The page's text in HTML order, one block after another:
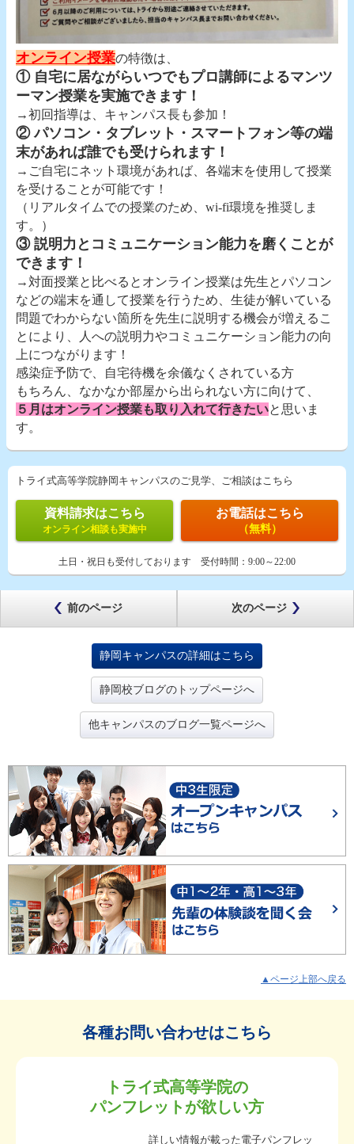
オンライン授業の特徴は、
① 自宅に居ながらいつでもプロ講師によるマンツ
ーマン授業を実施できます！
→初回指導は、キャンパス長も参加！
② パソコン・タブレット・スマートフォン等の端
末があれば誰でも受けられます！
→ご自宅にネット環境があれば、各端末を使用して授業
を受けることが可能です！
（リアルタイムでの授業のため、wi-fi環境を推奨しま
す。）
③ 説明力とコミュニケーション能力を磨くことが
できます！
→対面授業と比べるとオンライン授業は先生とパソコン
などの端末を通して授業を行うため、生徒が解いている
問題でわからない箇所を先生に説明する機会が増えるこ
とにより、人への説明力やコミュニケーション能力の向
上につながります！
感染症予防で、自宅待機を余儀なくされている方
もちろん、なかなか部屋から出られない方に向けて、
５月はオンライン授業も取り入れて行きたいと思いま
す。
トライ式高等学院静岡キャンパスのご見学、ご相談はこちら
資料請求はこちら
オンライン相談も実施中
お電話はこちら
（無料）
土日・祝日も受付しております 受付時間： 9:00～22:00
前のページ 次のページ
静岡キャンパスの詳細はこちら
静岡校ブログのトップページへ
他キャンパスのブログ一覧ページへ
▲ページ上部へ戻る
各種お問い合わせはこちら
トライ式高等学院の
パンフレットが欲しい方
詳しい情報が載った電子パンフレッ